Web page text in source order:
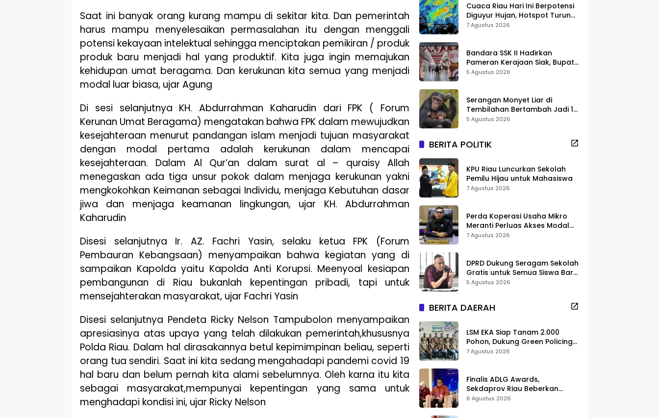
Saat ini banyak orang kurang mampu di sekitar kita. Dan pemerintah
harus mampu menyelesaikan permasalahan itu dengan menggali
potensi kekayaan intelektual sehingga menciptakan pemikiran / produk
produk baru menjadi hal yang produktif. Kita juga ingin memajukan
kehidupan umat beragama. Dan kerukunan kita semua yang menjadi
modal luar biasa, ujar Agung
Di sesi selanjutnya KH. Abdurrahman Kaharudin dari FPK ( Forum
Kerunan Umat Beragama) mengatakan bahwa FPK dalam mewujudkan
kesejahteraan menurut pandangan islam menjadi tujuan masyarakat
dengan modal pertama adalah kerukunan dalam mencapai
kesejahteraan. Dalam Al Qur’an dalam surat al – quraisy Allah
menegaskan ada tiga unsur pokok dalam menjaga kerukunan yakni
mengkokohkan Keimanan sebagai Individu, menjaga Kebutuhan dasar
jiwa dan menjaga keamanan lingkungan, ujar KH. Abdurrahman
Kaharudin
Disesi selanjutnya Ir. AZ. Fachri Yasin, selaku ketua FPK (Forum
Pembauran Kebangsaan) menyampaikan bahwa kegiatan yang di
sampaikan Kapolda yaitu Kapolda Anti Korupsi. Meenyoal kesiapan
pembangunan di Riau bukanlah kepentingan pribadi, tapi untuk
mensejahterakan masyarakat, ujar Fachri Yasin
Disesi selanjutnya Pendeta Ricky Nelson Tampubolon menyampaikan
apresiasinya atas upaya yang telah dilakukan pemerintah,khususnya
Polda Riau. Dalam hal dirasakannya betul kepimimpinan beliau, seperti
orang tua sendiri. Saat ini kita sedang mengahadapi pandemi covid 19
hal baru dan belum pernah kita alami sebelumnya. Oleh karna itu kita
sebagai masyarakat,mempunyai kepentingan yang sama untuk
menghadapi kondisi ini, ujar Ricky Nelson
Cuaca Riau Hari Ini Berpotensi
Diguyur Hujan, Hotspot Turun
Jadi 25 Titik
7 Agustus 2026
Bandara SSK II Hadirkan
Pameran Kerajaan Siak, Bupati
Afni: Jadi Ruang Edukasi
5 Agustus 2026
Serangan Monyet Liar di
Tembilahan Bertambah Jadi 16
Korban, DPKP Bantah Video
5 Agustus 2026
BERITA POLITIK
KPU Riau Luncurkan Sekolah
Pemilu Hijau untuk Mahasiswa
7 Agustus 2026
Perda Koperasi Usaha Mikro
Meranti Perluas Akses Modal
dan Pasar
7 Agustus 2026
DPRD Dukung Seragam Sekolah
Gratis untuk Semua Siswa Baru,
Minta Rehab Sekolah Jangan
5 Agustus 2026
BERITA DAERAH
LSM EKA Siap Tanam 2.000
Pohon, Dukung Green Policing
dan Pelestarian di Meranti
7 Agustus 2026
Finalis ADLG Awards,
Sekdaprov Riau Beberkan
Strategi Digitalisasi untuk
6 Agustus 2026